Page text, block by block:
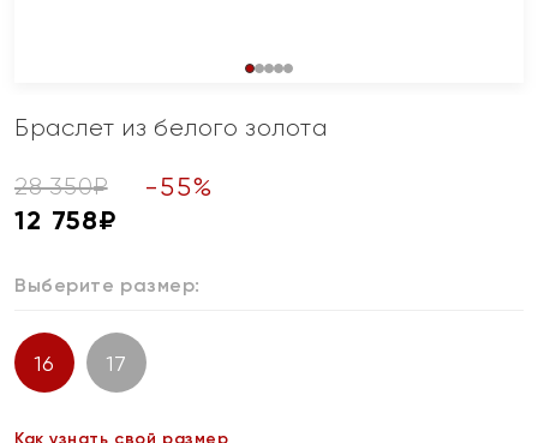
Браслет из белого золота
28 350₽ -55%
12 758₽
Выберите размер:
16 17
Как узнать свой размер